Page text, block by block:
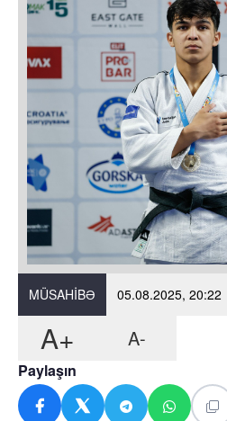
MÜSAHIBƏ 05.08.2025, 20:22
A+ A-
Paylaşın